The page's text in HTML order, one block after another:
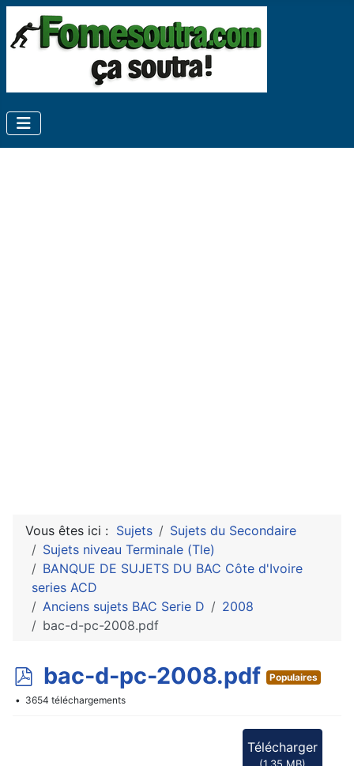
Vous êtes ici : Sujets
Sujets du Secondaire
Sujets niveau Terminale (Tle)
BANQUE DE SUJETS DU BAC Côte d'Ivoire
series ACD
Anciens sujets BAC Serie D
2008
bac-d-pc-2008.pdf
p
d
bac-d-pc-2008.pdf Populaires
3654 téléchargements
Télécharger
(1.35 MB)